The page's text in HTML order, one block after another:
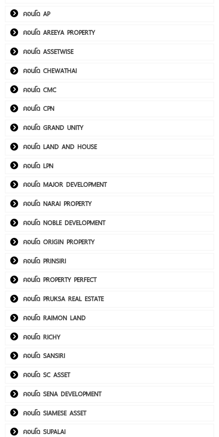
คอนโด AP
คอนโด AREEYA PROPERTY
คอนโด ASSETWISE
คอนโด CHEWATHAI
คอนโด CMC
คอนโด CPN
คอนโด GRAND UNITY
คอนโด LAND AND HOUSE
คอนโด LPN
คอนโด MAJOR DEVELOPMENT
คอนโด NARAI PROPERTY
คอนโด NOBLE DEVELOPMENT
คอนโด ORIGIN PROPERTY
คอนโด PRINSIRI
คอนโด PROPERTY PERFECT
คอนโด PRUKSA REAL ESTATE
คอนโด RAIMON LAND
คอนโด RICHY
คอนโด SANSIRI
คอนโด SC ASSET
คอนโด SENA DEVELOPMENT
คอนโด SIAMESE ASSET
คอนโด SUPALAI